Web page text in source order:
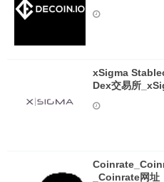
xSigma
Dex交易所
_Coinrate网址